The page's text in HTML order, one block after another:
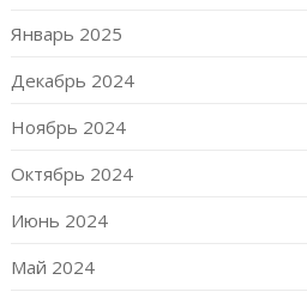
Январь 2025
Декабрь 2024
Ноябрь 2024
Октябрь 2024
Июнь 2024
Май 2024